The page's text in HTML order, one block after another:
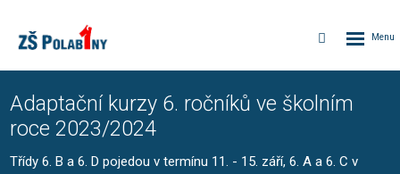
Vyhledávání
Adaptační kurzy 6. ročníků ve školním
roce 2023/2024
Třídy 6. B a 6. D pojedou v termínu 11. - 15. září, 6. A a 6. C v